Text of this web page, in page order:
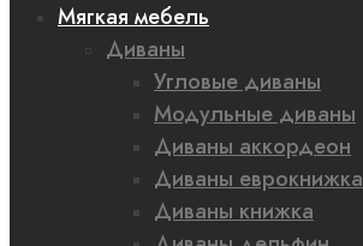
Мягкая мебель
Диваны
Угловые диваны
Модульные диваны
Диваны аккордеон
Диваны еврокнижка
Диваны книжка